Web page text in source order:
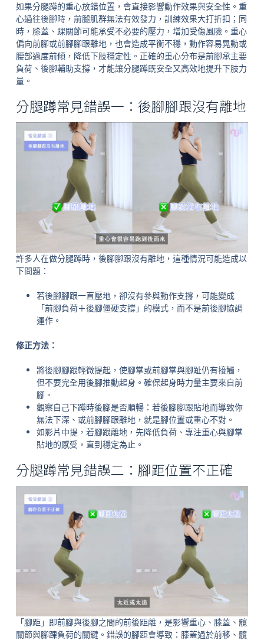
如果分腿蹲的重心放錯位置，會直接影響動作效果與安全性。重
心過往後腳時，前腿肌群無法有效發力，訓練效果大打折扣；同
時，膝蓋、踝關節可能承受不必要的壓力，增加受傷風險。重心
偏向前腳或前腳腳跟離地，也會造成平衡不穩，動作容易晃動或
腰部過度前傾，降低下肢穩定性。正確的重心分布是前腳承主要
負荷、後腳輔助支撐，才能讓分腿蹲既安全又高效地提升下肢力
量。
分腿蹲常見錯誤一：後腳腳跟沒有離地
許多人在做分腿蹲時，後腳腳跟沒有離地，這種情況可能造成以
下問題：
若後腳腳跟一直壓地，卻沒有參與動作支撐，可能變成
「前腳負荷＋後腳僵硬支撐」的模式，而不是前後腳協調
運作。
修正方法：
將後腳腳跟輕微提起，使腳掌或前腳掌與腳趾仍有接觸，
但不要完全用後腳推動起身。確保起身時力量主要來自前
腳。
觀察自己下蹲時後腳是否順暢：若後腳腳跟貼地而導致你
無法下深、或前腳腳跟離地，就是腳位置或重心不對。
如影片中提，若腳跟離地，先降低負荷、專注重心與腳掌
貼地的感受，直到穩定為止。
分腿蹲常見錯誤二：腳距位置不正確
「腳距」即前腳與後腳之間的前後距離，是影響重心、膝蓋、髖
關節與腳踝負荷的關鍵。錯誤的腳距會導致：膝蓋過於前移、髖